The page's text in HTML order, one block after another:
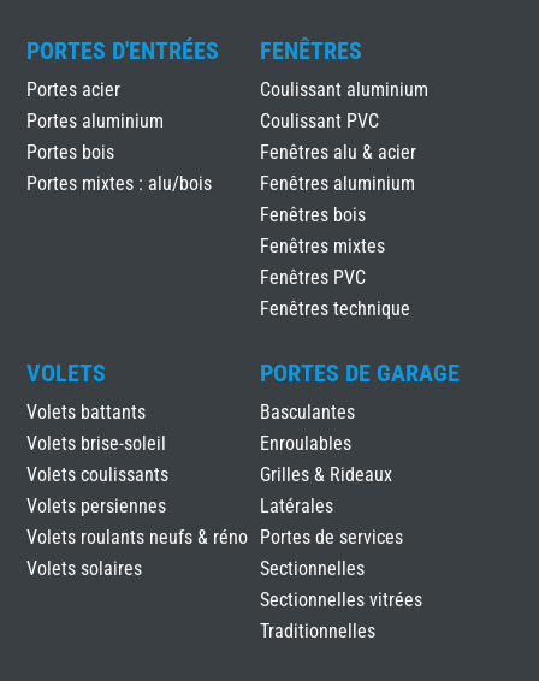
PORTES D'ENTRÉES
Portes acier
Portes aluminium
Portes bois
Portes mixtes : alu/bois
FENÊTRES
Coulissant aluminium
Coulissant PVC
Fenêtres alu & acier
Fenêtres aluminium
Fenêtres bois
Fenêtres mixtes
Fenêtres PVC
Fenêtres technique
VOLETS
Volets battants
Volets brise-soleil
Volets coulissants
Volets persiennes
Volets roulants neufs & réno
Volets solaires
PORTES DE GARAGE
Basculantes
Enroulables
Grilles & Rideaux
Latérales
Portes de services
Sectionnelles
Sectionnelles vitrées
Traditionnelles